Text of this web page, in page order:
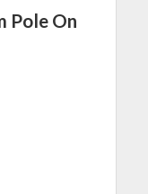
Pole On